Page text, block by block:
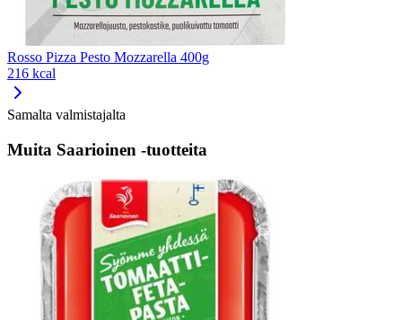
Rosso Pizza Pesto Mozzarella 400g
216 kcal
Samalta valmistajalta
Muita Saarioinen -tuotteita